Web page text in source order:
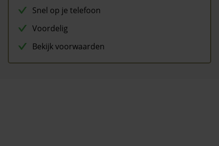
Snel op je telefoon
Voordelig
Bekijk voorwaarden